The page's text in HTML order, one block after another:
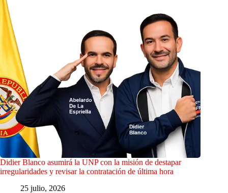
Didier Blanco asumirá la UNP con la misión de destapar
irregularidades y revisar la contratación de última hora
25 julio, 2026